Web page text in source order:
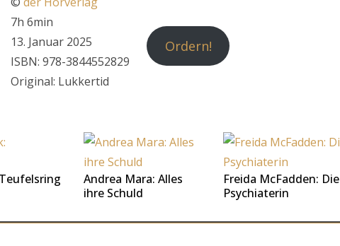
7h 6min
13. Januar 2025
ISBN: 978-3844552829
Original: ‎Lukkertid
Ordern!
Andrea Mara: Alles
ihre Schuld
Freida McFadden: Die
Psychiaterin